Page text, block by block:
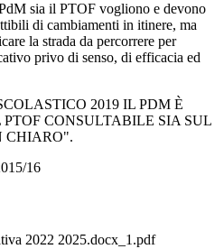
sia il PTOF vogliono e devono
di cambiamenti in itinere, ma
la strada da percorrere per
privo di senso, di efficacia ed
2019 IL PDM È
CONSULTABILE SIA SUL
CHIARO".
16
2022 2025.docx_1.pdf